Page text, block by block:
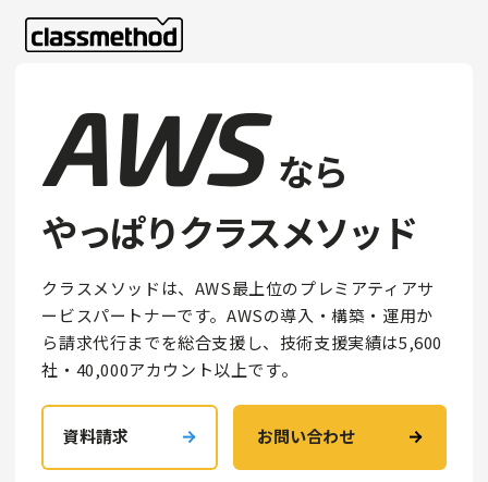
AWS なら
やっぱりクラスメソッド
クラスメソッドは、AWS最上位のプレミアティアサ
ービスパートナーです。AWSの導入・構築・運用か
ら請求代行までを総合支援し、技術支援実績は5,600
社・40,000アカウント以上です。
資料請求 お問い合わせ